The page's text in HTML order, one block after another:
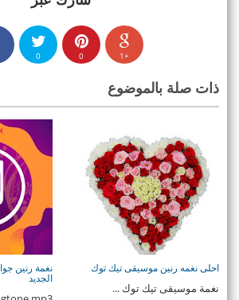
0 0 +1
ذات صلة بالموضوع
احلى نغمه رنين موسيقى تيك توك
نغمة موسيقى تيك توك ...
الجديد